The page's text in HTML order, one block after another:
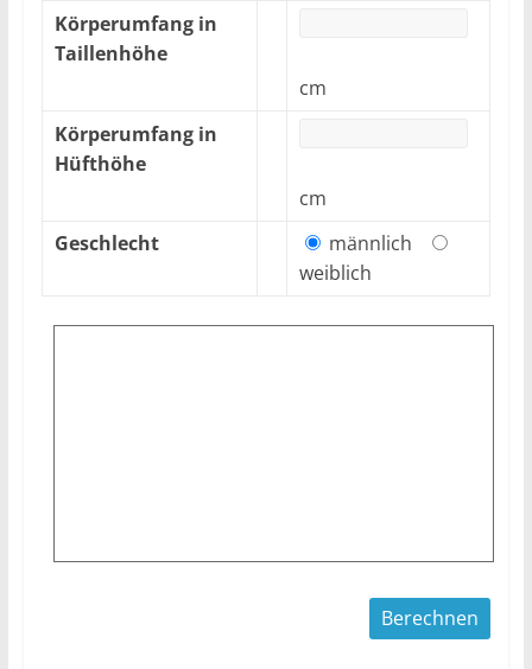
Körperumfang in
Taillenhöhe
cm
Körperumfang in
Hüfthöhe
cm
Geschlecht
männlich
weiblich